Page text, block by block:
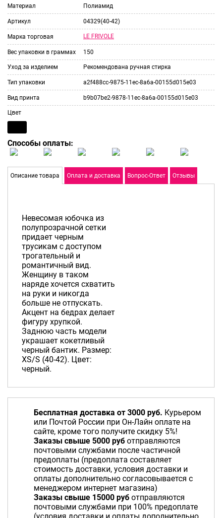
Материал Полиамид
Артикул 04329(40-42)
Марка торговая LE FRIVOLE
Вес упаковки в граммах 150
Уход за изделием Рекомендована ручная стирка
Тип упаковки a2f488cc-9875-11ec-8a6a-00155d015e03
Вид принта b9b07be2-9878-11ec-8a6a-00155d015e03
Цвет
Способы оплаты:
Описание товара Оплата и доставка Вопрос-Ответ Отзывы
Невесомая юбочка из
полупрозрачной сетки
придает черным
трусикам с доступом
трогательный и
романтичный вид.
Женщину в таком
наряде хочется схватить
на руки и никогда
больше не отпускать.
Акцент на бедрах делает
фигуру хрупкой.
Заднюю часть модели
украшает кокетливый
черный бантик. Размер:
XS/S (40-42). Цвет:
черный.
Бесплатная доставка от 3000 руб. Курьером
или Почтой России при Он-Лайн оплате на
сайте, кроме того получите скидку 5%!
Заказы свыше 5000 руб отправляются
почтовыми службами после частичной
предоплаты (предоплата составляет
стоимость доставки, условия доставки и
оплаты дополнительно согласовывается с
менеджером интернет магазина)
Заказы свыше 15000 руб отправляются
почтовыми службами при 100% предоплате